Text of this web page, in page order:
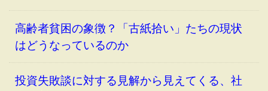
高齢者貧困の象徴？「古紙拾い」たちの現状
はどうなっているのか
投資失敗談に対する見解から見えてくる、社